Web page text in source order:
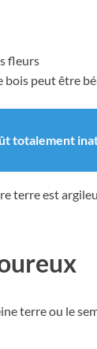
fleurs
bois peut être
totalement
est
terre ou le